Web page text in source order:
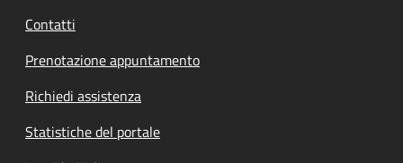
Contatti
Prenotazione appuntamento
Richiedi assistenza
Statistiche del portale